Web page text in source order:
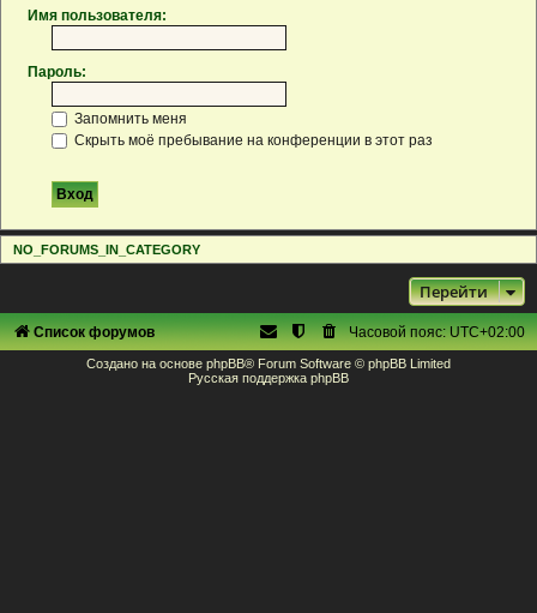
Имя пользователя:
Пароль:
Запомнить меня
Скрыть моё пребывание на конференции в этот раз
NO_FORUMS_IN_CATEGORY
Перейти
Список форумов Часовой пояс:UTC+02:00
Создано на основе phpBB® Forum Software © phpBB Limited
Русская поддержка phpBB